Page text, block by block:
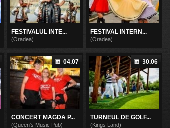
FESTIVALUL INTE...
(Oradea)
FESTIVAL INTERN...
(Oradea)
04.07
CONCERT MAGDA P...
(Queen's Music Pub)
30.06
TURNEUL DE GOLF...
(Kings Land)